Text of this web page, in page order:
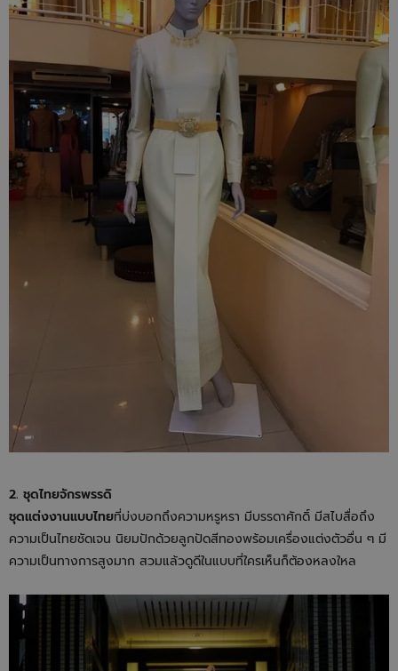
2. ชุดไทยจักรพรรดิ
ชุดแต่งงานแบบไทยที่บ่งบอกถึงความหรูหรา มีบรรดาศักดิ์ มีสไบสื่อถึง
ความเป็นไทยชัดเจน นิยมปักด้วยลูกปัดสีทองพร้อมเครื่องแต่งตัวอื่น ๆ มี
ความเป็นทางการสูงมาก สวมแล้วดูดีในแบบที่ใครเห็นก็ต้องหลงใหล